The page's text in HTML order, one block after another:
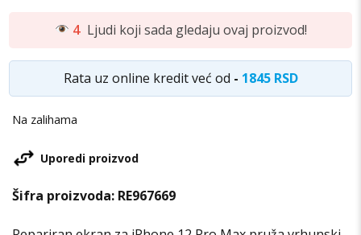
4 Ljudi koji sada gledaju ovaj proizvod!
Rata uz online kredit već od - 1845 RSD
Na zalihama
Uporedi proizvod
Šifra proizvoda: RE967669